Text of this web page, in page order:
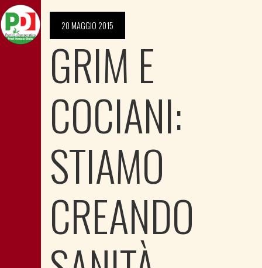
20 MAGGIO 2015
GRIM E
COCIANI:
STIAMO
CREANDO